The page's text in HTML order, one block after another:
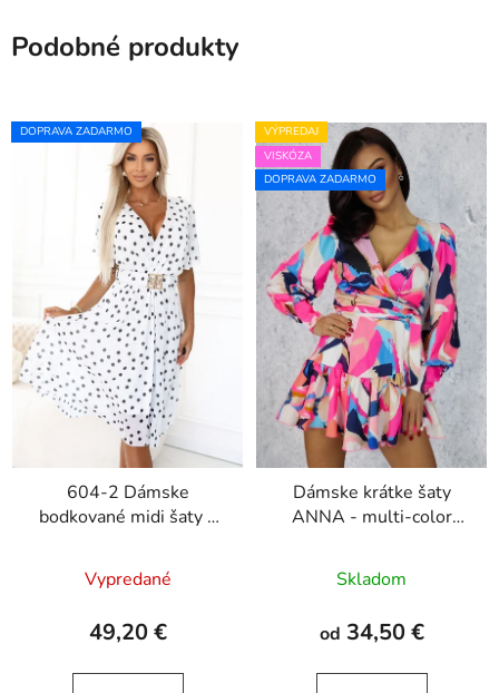
Podobné produkty
DOPRAVA ZADARMO
604-2 Dámske
bodkované midi šaty s
opaskom - biele
Vypredané
49,20 €
VÝPREDAJ
VISKÓZA
DOPRAVA ZADARMO
Dámske krátke šaty
ANNA - multi-color
Skladom
od 34,50 €